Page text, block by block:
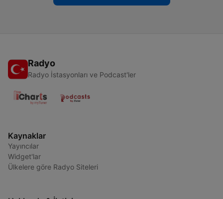
Radyo
Radyo İstasyonları ve Podcast'ler
Kaynaklar
Yayıncılar
Widget'lar
Ülkelere göre Radyo Siteleri